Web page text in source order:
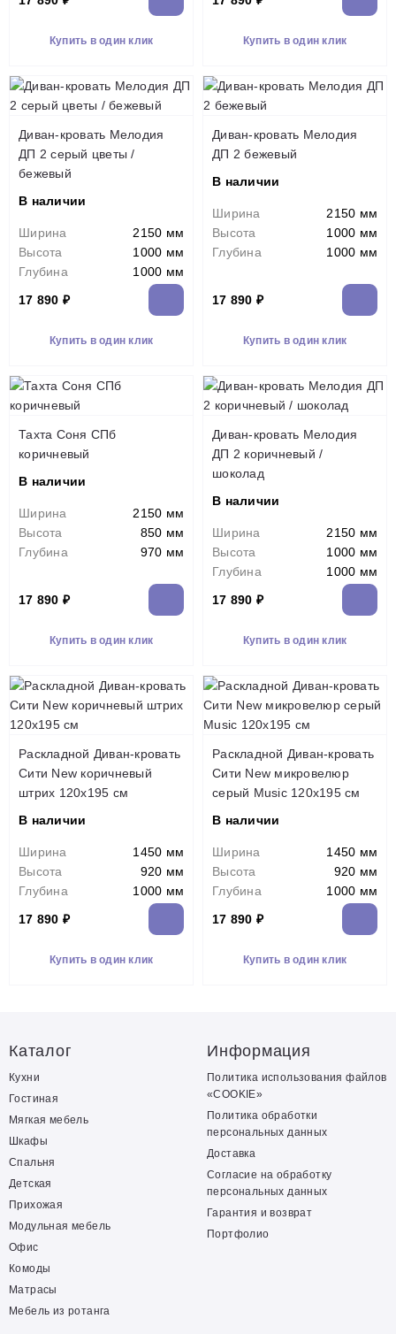
Купить в один клик Купить в один клик
Диван-кровать Мелодия
ДП 2 серый цветы /
бежевый
В наличии
Ширина
2150 мм
Высота
1000 мм
Глубина
1000 мм
17 890 ₽
Купить в один клик
Диван-кровать Мелодия
ДП 2 бежевый
В наличии
Ширина
2150 мм
Высота
1000 мм
Глубина
1000 мм
17 890 ₽
Купить в один клик
Тахта Соня СПб
коричневый
В наличии
Ширина
2150 мм
Высота
850 мм
Глубина
970 мм
17 890 ₽
Купить в один клик
Диван-кровать Мелодия
ДП 2 коричневый /
шоколад
В наличии
Ширина
2150 мм
Высота
1000 мм
Глубина
1000 мм
17 890 ₽
Купить в один клик
Раскладной Диван-кровать
Сити New коричневый
штрих 120х195 см
В наличии
Ширина
1450 мм
Высота
920 мм
Глубина
1000 мм
17 890 ₽
Купить в один клик
Раскладной Диван-кровать
Сити New микровелюр
серый Music 120х195 см
В наличии
Ширина
1450 мм
Высота
920 мм
Глубина
1000 мм
17 890 ₽
Купить в один клик
Каталог
Кухни
Гостиная
Мягкая мебель
Шкафы
Спальня
Детская
Прихожая
Модульная мебель
Офис
Комоды
Матрасы
Мебель из ротанга
Информация
Политика использования файлов
«COOKIE»
Политика обработки
персональных данных
Доставка
Согласие на обработку
персональных данных
Гарантия и возврат
Портфолио